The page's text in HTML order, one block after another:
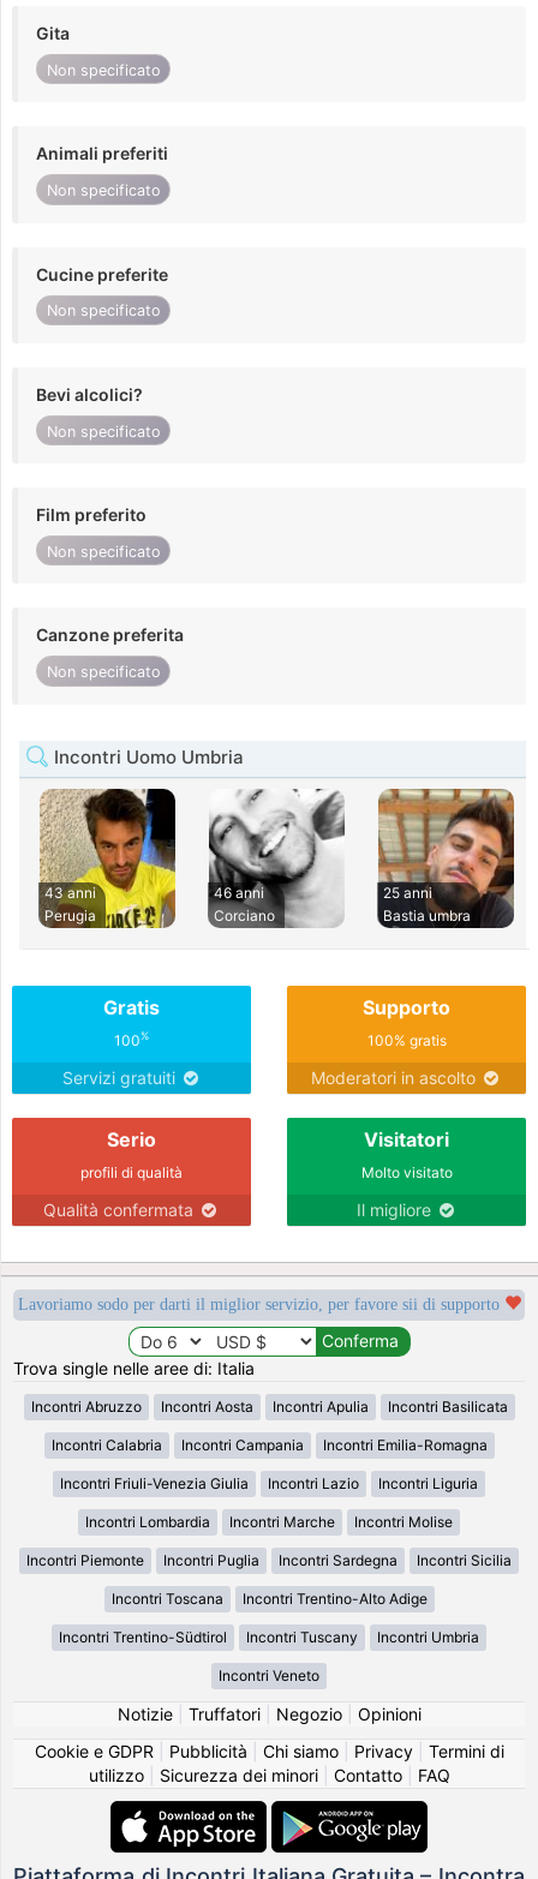
Gita
Non specificato
Animali preferiti
Non specificato
Cucine preferite
Non specificato
Bevi alcolici?
Non specificato
Film preferito
Non specificato
Canzone preferita
Non specificato
Incontri Uomo Umbria
43 anni
Perugia
46 anni
Corciano
25 anni
Bastia umbra
Gratis
100%
Servizi gratuiti
Supporto
100% gratis
Moderatori in ascolto
Serio
profili di qualità
Qualità confermata
Visitatori
Molto visitato
Il migliore
Lavoriamo sodo per darti il miglior servizio, per favore sii di supporto
Trova single nelle aree di: Italia
Incontri Abruzzo Incontri Aosta Incontri Apulia Incontri Basilicata
Incontri Calabria Incontri Campania Incontri Emilia-Romagna
Incontri Friuli-Venezia Giulia Incontri Lazio Incontri Liguria
Incontri Lombardia Incontri Marche Incontri Molise
Incontri Piemonte Incontri Puglia Incontri Sardegna Incontri Sicilia
Incontri Toscana Incontri Trentino-Alto Adige
Incontri Trentino-Südtirol Incontri Tuscany Incontri Umbria
Incontri Veneto
Notizie| Truffatori| Negozio| Opinioni
Cookie e GDPR
Pubblicità Chi siamo| Privacy| Termini di
utilizzo| Sicurezza dei minori| Contatto| FAQ